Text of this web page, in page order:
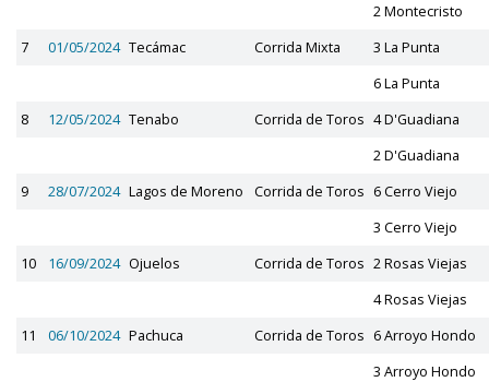
2 Montecristo
7
01/05/2024 Tecámac Corrida Mixta
3 La Punta
6 La Punta
8
12/05/2024 Tenabo Corrida de Toros 4 D'Guadiana
2 D'Guadiana
9
28/07/2024 Lagos de Moreno Corrida de Toros 6 Cerro Viejo
3 Cerro Viejo
10
16/09/2024 Ojuelos Corrida de Toros 2 Rosas Viejas
4 Rosas Viejas
11
06/10/2024 Pachuca Corrida de Toros 6 Arroyo Hondo
3 Arroyo Hondo